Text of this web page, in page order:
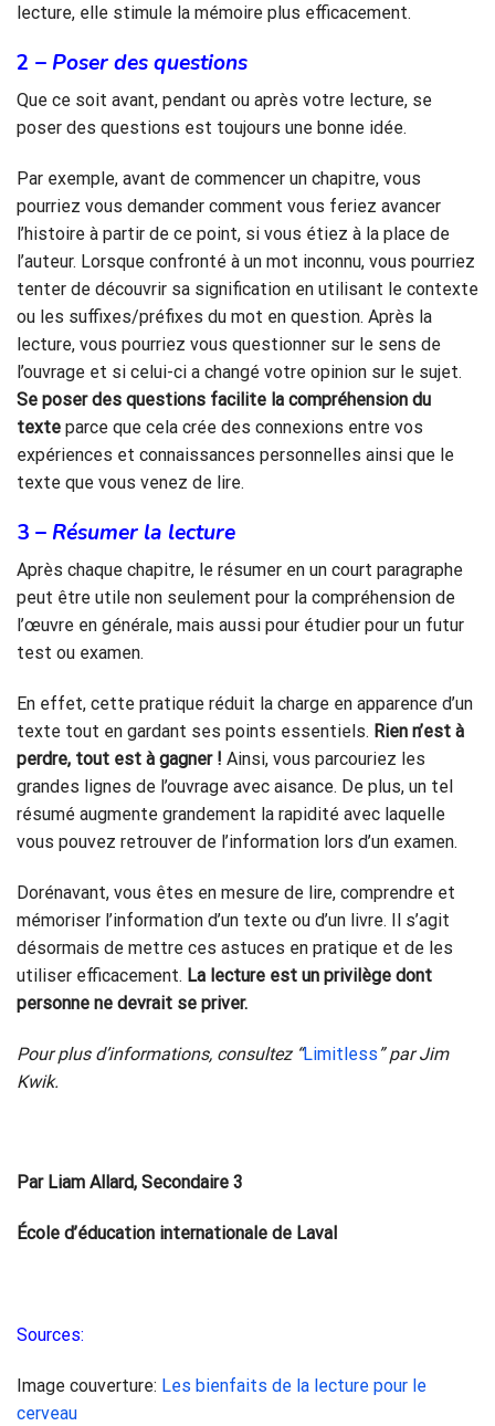
lecture, elle stimule la mémoire plus efficacement.
2 – Poser des questions
Que ce soit avant, pendant ou après votre lecture, se
poser des questions est toujours une bonne idée.
Par exemple, avant de commencer un chapitre, vous
pourriez vous demander comment vous feriez avancer
l’histoire à partir de ce point, si vous étiez à la place de
l’auteur. Lorsque confronté à un mot inconnu, vous pourriez
tenter de découvrir sa signification en utilisant le contexte
ou les suffixes/préfixes du mot en question. Après la
lecture, vous pourriez vous questionner sur le sens de
l’ouvrage et si celui-ci a changé votre opinion sur le sujet.
Se poser des questions facilite la compréhension du
texte parce que cela crée des connexions entre vos
expériences et connaissances personnelles ainsi que le
texte que vous venez de lire.
3 – Résumer la lecture
Après chaque chapitre, le résumer en un court paragraphe
peut être utile non seulement pour la compréhension de
l’œuvre en générale, mais aussi pour étudier pour un futur
test ou examen.
En effet, cette pratique réduit la charge en apparence d’un
texte tout en gardant ses points essentiels. Rien n’est à
perdre, tout est à gagner ! Ainsi, vous parcouriez les
grandes lignes de l’ouvrage avec aisance. De plus, un tel
résumé augmente grandement la rapidité avec laquelle
vous pouvez retrouver de l’information lors d’un examen.
Dorénavant, vous êtes en mesure de lire, comprendre et
mémoriser l’information d’un texte ou d’un livre. Il s’agit
désormais de mettre ces astuces en pratique et de les
utiliser efficacement. La lecture est un privilège dont
personne ne devrait se priver.
Pour plus d’informations, consultez “Limitless” par Jim
Kwik.
Par Liam Allard, Secondaire 3
École d’éducation internationale de Laval
Sources:
Image couverture: Les bienfaits de la lecture pour le
cerveau